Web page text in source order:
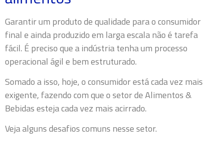
Garantir um produto de qualidade para o consumidor
final e ainda produzido em larga escala não é tarefa
fácil. É preciso que a indústria tenha um processo
operacional ágil e bem estruturado.
Somado a isso, hoje, o consumidor está cada vez mais
exigente, fazendo com que o setor de Alimentos &
Bebidas esteja cada vez mais acirrado.
Veja alguns desafios comuns nesse setor.